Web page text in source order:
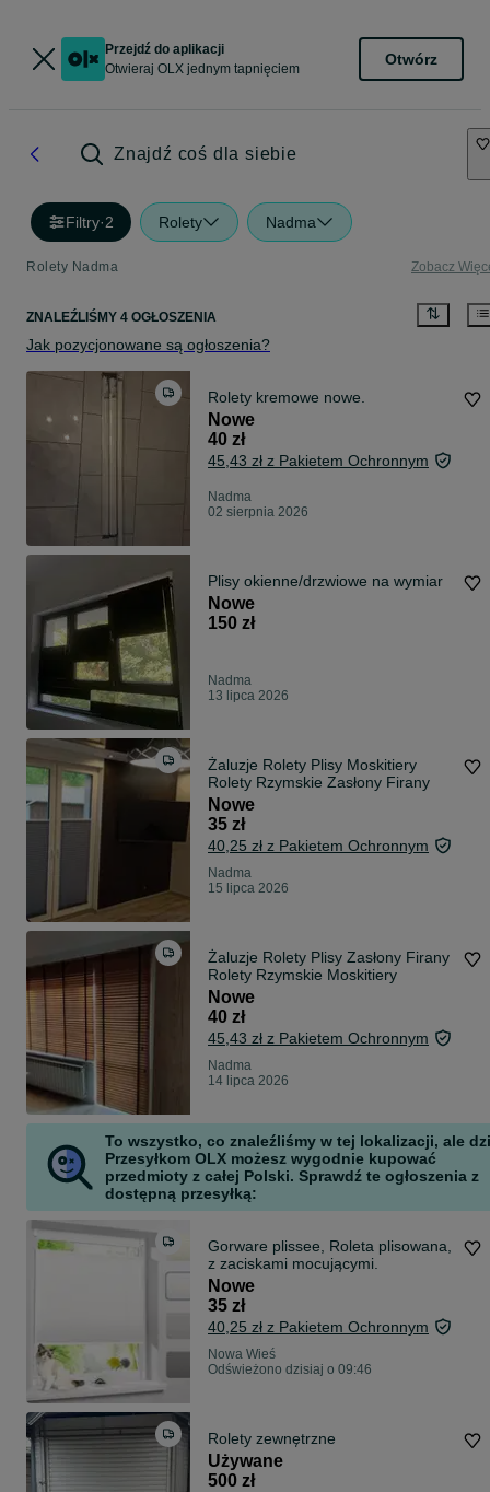
Przejdź do aplikacji
Otwieraj OLX jednym tapnięciem
Otwórz
Znajdź coś dla siebie
Filtry·2 Rolety Nadma
Rolety Nadma Zobacz
ZNALEŹLIŚMY 4 OGŁOSZENIA
Jak pozycjonowane są ogłoszenia?
Rolety kremowe nowe.
Nowe
40 zł
45,43 zł z Pakietem Ochronnym
Nadma
02 sierpnia 2026
Plisy okienne/drzwiowe na wymiar
Nowe
150 zł
Nadma
13 lipca 2026
Żaluzje Rolety Plisy Moskitiery
Rolety Rzymskie Zasłony Firany
Nowe
35 zł
40,25 zł z Pakietem Ochronnym
Nadma
15 lipca 2026
Żaluzje Rolety Plisy Zasłony Firany
Rolety Rzymskie Moskitiery
Nowe
40 zł
45,43 zł z Pakietem Ochronnym
Nadma
14 lipca 2026
To wszystko, co znaleźliśmy w tej lokalizacji, ale
Przesyłkom OLX możesz wygodnie kupować
przedmioty z całej Polski. Sprawdź te ogłoszenia z
dostępną przesyłką:
Gorware plissee, Roleta plisowana,
z zaciskami mocującymi.
Nowe
35 zł
40,25 zł z Pakietem Ochronnym
Nowa Wieś
Odświeżono dzisiaj o 09:46
Rolety zewnętrzne
Używane
500 zł